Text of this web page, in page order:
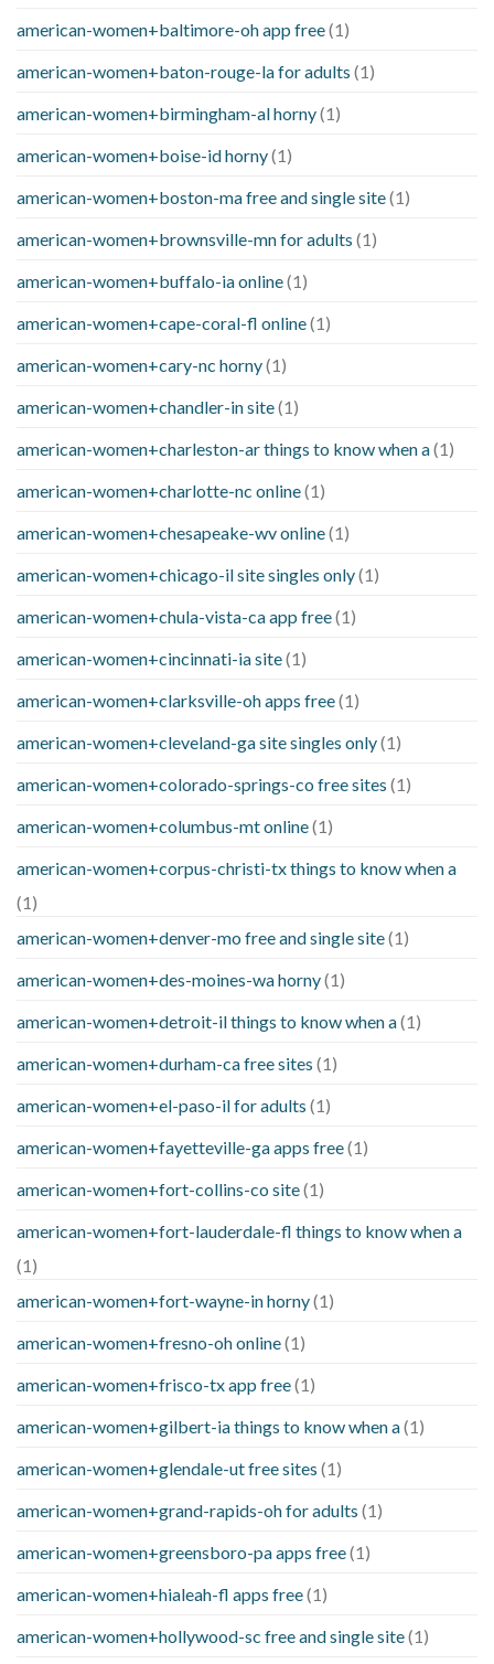
american-women+baltimore-oh app free(1)
american-women+baton-rouge-la for adults (1)
american-women+birmingham-al horny(1)
american-women+boise-id horny(1)
american-women+boston-ma free and single site(1)
american-women+brownsville-mn for adults (1)
american-women+buffalo-ia online(1)
american-women+cape-coral-fl online(1)
american-women+cary-nc horny(1)
american-women+chandler-in site(1)
american-women+charleston-ar things to know when a(1)
american-women+charlotte-nc online(1)
american-women+chesapeake-wv online(1)
american-women+chicago-il site singles only(1)
american-women+chula-vista-ca app free(1)
american-women+cincinnati-ia site(1)
american-women+clarksville-oh apps free(1)
american-women+cleveland-ga site singles only(1)
american-women+colorado-springs-co free sites (1)
american-women+columbus-mt online(1)
american-women+corpus-christi-tx things to know when a
(1)
american-women+denver-mo free and single site(1)
american-women+des-moines-wa horny(1)
american-women+detroit-il things to know when a(1)
american-women+durham-ca free sites (1)
american-women+el-paso-il for adults (1)
american-women+fayetteville-ga apps free(1)
american-women+fort-collins-co site(1)
american-women+fort-lauderdale-fl things to know when a
(1)
american-women+fort-wayne-in horny(1)
american-women+fresno-oh online(1)
american-women+frisco-tx app free(1)
american-women+gilbert-ia things to know when a(1)
american-women+glendale-ut free sites (1)
american-women+grand-rapids-oh for adults (1)
american-women+greensboro-pa apps free(1)
american-women+hialeah-fl apps free(1)
american-women+hollywood-sc free and single site(1)